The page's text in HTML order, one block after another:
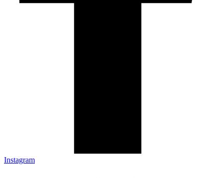
Instagram